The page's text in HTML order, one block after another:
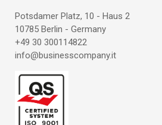
Potsdamer Platz, 10 - Haus 2
10785 Berlin - Germany
+49 30 300114822
info@businesscompany.it